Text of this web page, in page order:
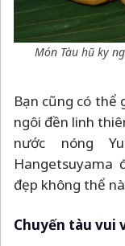
Món Tàu hũ ky
Bạn cũng có thể
ngôi đền linh
nước nóng
Hangetsuyama
đẹp không thể
Chuyến tàu vui